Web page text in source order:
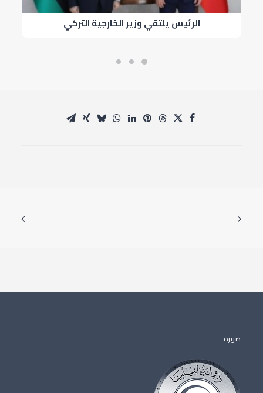
الرئيس يلتقي وزير الخارجية التركي
صورة